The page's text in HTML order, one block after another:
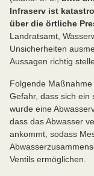
Infraserv ist
über die örtliche
Landratsamt,
Unsicherheiten
Aussagen richtig
Folgende
Gefahr, dass sich ein
wurde eine
dass das Abwasser
ankommt, sodass
Ventils ermöglichen.